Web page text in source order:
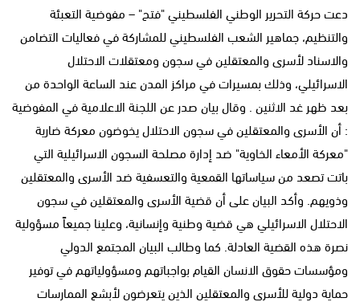
دعت حركة التحرير الوطني الفلسطيني "فتح" – مفوضية التعبئة
والتنظيم، جماهير الشعب الفلسطيني للمشاركة في فعاليات التضامن
والاسناد لأسرى والمعتقلين في سجون ومعتقلات الاحتلال
الاسرائيلي، وذلك بمسيرات في مراكز المدن عند الساعة الواحدة من
بعد ظهر غد الاثنين . وقال بيان صدر عن اللجنة الاعلامية في المفوضية
: أن الأسرى والمعتقلين في سجون الاحتلال يخوضون معركة ضارية
"معركة الأمعاء الخاوية" ضد إدارة مصلحة السجون الاسرائيلية التي
باتت تصعد من سياساتها القمعية والتعسفية ضد الأسرى والمعتقلين
وذويهم. وأكد البيان على أن قضية الأسرى والمعتقلين في سجون
الاحتلال الاسرائيلي هي قضية وطنية وإنسانية، وعلينا جميعاً مسؤولية
نصرة هذه القضية العادلة. كما وطالب البيان المجتمع الدولي
ومؤسسات حقوق الانسان القيام بواجباتهم ومسؤولياتهم في توفير
حماية دولية للأسرى والمعتقلين الذين يتعرضون لأبشع الممارسات